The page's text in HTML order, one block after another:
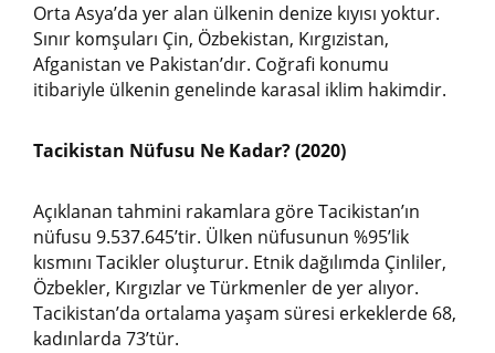
Orta Asya’da yer alan ülkenin denize kıyısı yoktur.
Sınır komşuları Çin, Özbekistan, Kırgızistan,
Afganistan ve Pakistan’dır. Coğrafi konumu
itibariyle ülkenin genelinde karasal iklim hakimdir.
Tacikistan Nüfusu Ne Kadar? (2020)
Açıklanan tahmini rakamlara göre Tacikistan’ın
nüfusu 9.537.645’tir. Ülken nüfusunun %95’lik
kısmını Tacikler oluşturur. Etnik dağılımda Çinliler,
Özbekler, Kırgızlar ve Türkmenler de yer alıyor.
Tacikistan’da ortalama yaşam süresi erkeklerde 68,
kadınlarda 73’tür.